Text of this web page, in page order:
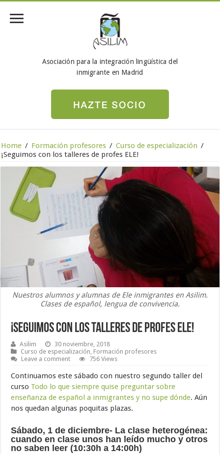
Asociación para la integración lingüística del
inmigrante en Madrid
Home / Formación profesores / Curso de especialización /
¡Seguimos con los talleres de profes ELE!
Nuestros alumnos y alumnas de Ele inmigrantes en Asilim.
Clases de español, lengua de convivencia.
¡Seguimos con los talleres de profes ELE!
Asilim
30 noviembre, 2018
Curso de especialización, Formación profesores
Leave a comment
756 Views
Continuamos este sábado con nuestro segundo taller del
curso Todo lo que siempre quise preguntar sobre
enseñanza de español a inmigrantes y no supe dónde. Aún
nos quedan algunas poquitas plazas.
Sábado, 1 de diciembre- La clase heterogénea:
cuando en clase unos han leído mucho y otros
no saben leer (10:30h a 14:00h)